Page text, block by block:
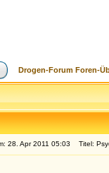
Drogen-Forum Foren-
28. Apr 2011 05:03 Titel: